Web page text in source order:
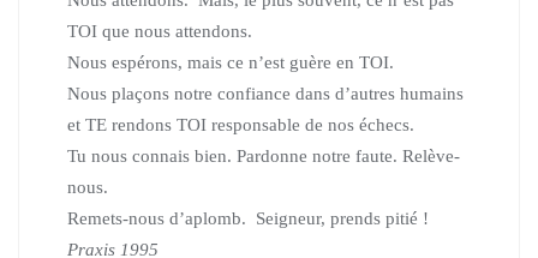
TOI que nous attendons.
Nous espérons, mais ce n’est guère en TOI.
Nous plaçons notre confiance dans d’autres humains
et TE rendons TOI responsable de nos échecs.
Tu nous connais bien. Pardonne notre faute. Relève-
nous.
Remets-nous d’aplomb. Seigneur, prends pitié !
Praxis 1995